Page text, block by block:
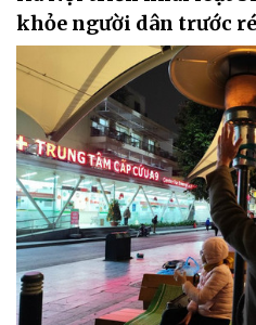
khỏe người dân trước